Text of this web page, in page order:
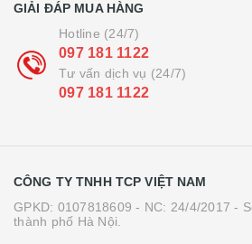
GIẢI ĐÁP MUA HÀNG
Hotline (24/7)
097 181 1122
Tư vấn dịch vụ (24/7)
097 181 1122
CÔNG TY TNHH TCP VIỆT NAM
GPKD: 0107818609 - NC: 24/4/2017 -
thành phố Hà Nội.